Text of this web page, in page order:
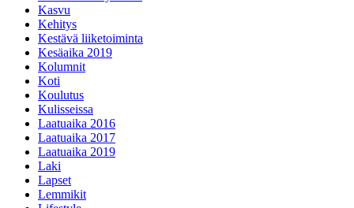
Kasvu
Kehitys
Kestävä liiketoiminta
Kesäaika 2019
Kolumnit
Koti
Koulutus
Kulisseissa
Laatuaika 2016
Laatuaika 2017
Laatuaika 2019
Laki
Lapset
Lemmikit